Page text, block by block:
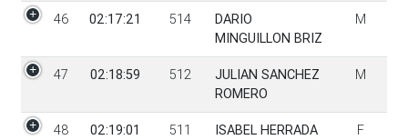
46 02:17:21 514
DARIO
MINGUILLON BRIZ
M
47 02:18:59 512
JULIAN SANCHEZ
ROMERO
M
48 02:19:01 511
ISABEL HERRADA
F